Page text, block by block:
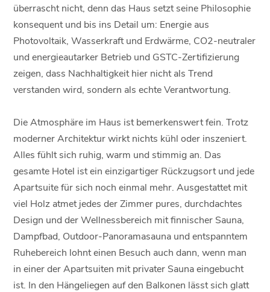
überrascht nicht, denn das Haus setzt seine Philosophie
konsequent und bis ins Detail um: Energie aus
Photovoltaik, Wasserkraft und Erdwärme, CO2-neutraler
und energieautarker Betrieb und GSTC-Zertifizierung
zeigen, dass Nachhaltigkeit hier nicht als Trend
verstanden wird, sondern als echte Verantwortung.
Die Atmosphäre im Haus ist bemerkenswert fein. Trotz
moderner Architektur wirkt nichts kühl oder inszeniert.
Alles fühlt sich ruhig, warm und stimmig an. Das
gesamte Hotel ist ein einzigartiger Rückzugsort und jede
Apartsuite für sich noch einmal mehr. Ausgestattet mit
viel Holz atmet jedes der Zimmer pures, durchdachtes
Design und der Wellnessbereich mit finnischer Sauna,
Dampfbad, Outdoor-Panoramasauna und entspanntem
Ruhebereich lohnt einen Besuch auch dann, wenn man
in einer der Apartsuiten mit privater Sauna eingebucht
ist. In den Hängeliegen auf den Balkonen lässt sich glatt